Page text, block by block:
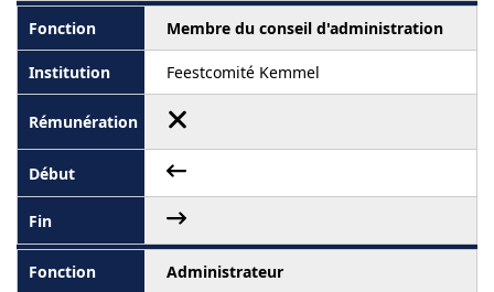
Membre du conseil d'administration
Feestcomité Kemmel
Administrateur